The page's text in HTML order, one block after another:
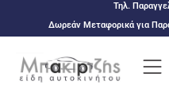
Τηλ.
Δωρεάν Μεταφορικά για